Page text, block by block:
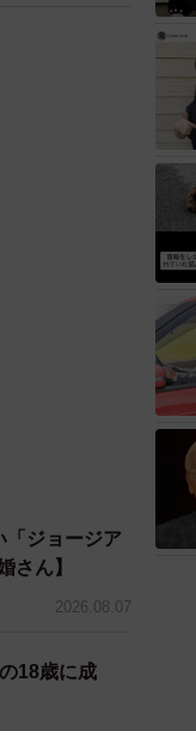
ジョージア
さん】
2026.08.07
18歳に成